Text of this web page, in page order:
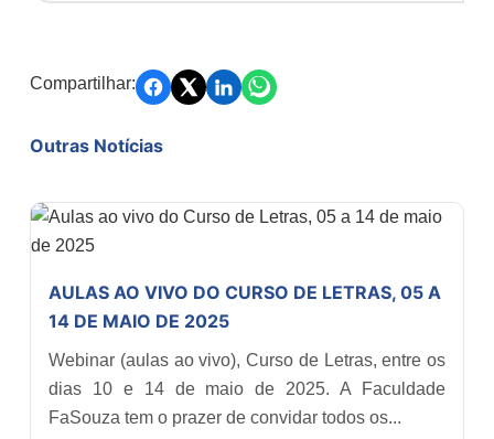
Compartilhar:
Outras Notícias
AULAS AO VIVO DO CURSO DE LETRAS, 05 A
14 DE MAIO DE 2025
Webinar (aulas ao vivo), Curso de Letras, entre os
dias 10 e 14 de maio de 2025. A Faculdade
FaSouza tem o prazer de convidar todos os...